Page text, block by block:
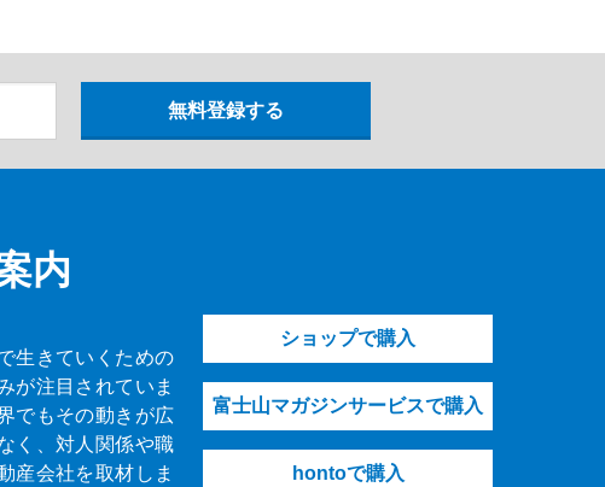
内
生きていくための
が注目されていま
でもその動きが広
く、対人関係や職
産会社を取材しま
ショップで購入
富士山マガジンサービスで購入
hontoで購入